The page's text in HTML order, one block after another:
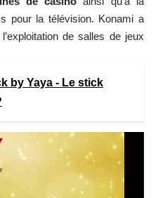
pour la télévision. Konami a
de salles de jeux
by Yaya - Le stick